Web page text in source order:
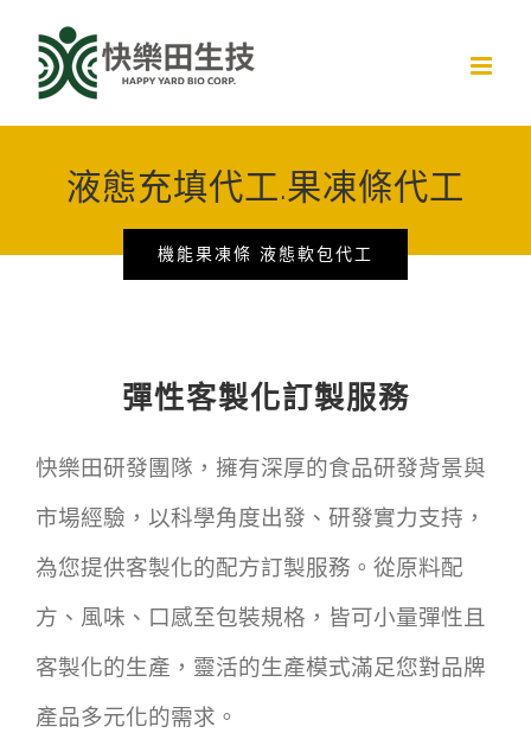
content
液態充填代工.果凍條代工
機能果凍條 液態軟包代工
彈性客製化訂製服務
快樂田研發團隊，擁有深厚的食品研發背景與
市場經驗，以科學角度出發、研發實力支持，
為您提供客製化的配方訂製服務。 從原料配
方、風味、口感至包裝規格，皆可小量彈性且
客製化的生產，靈活的生產模式滿足您對品牌
產品多元化的需求。